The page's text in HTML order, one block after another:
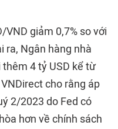
VND giảm 0,7% so với
ra, Ngân hàng nhà
4 tỷ USD kể từ
cho rằng áp
2/2023 do Fed có
hơn về chính sách